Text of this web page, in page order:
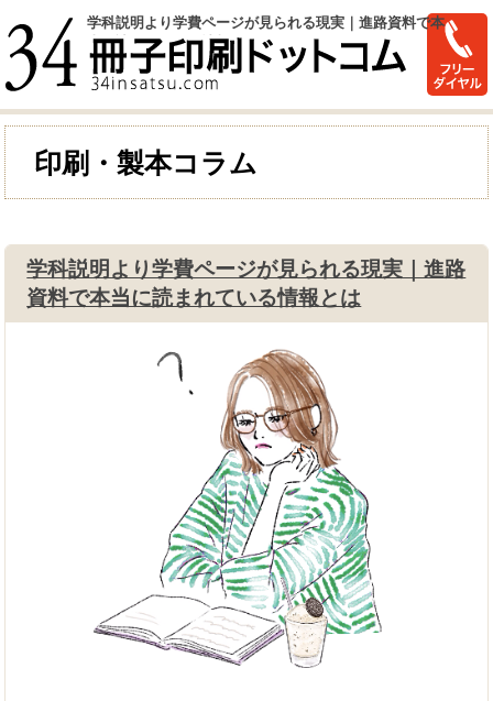
学科説明より学費ページが見られる現実｜進路資料で本
当に読まれている情報とは
印刷・製本コラム
学科説明より学費ページが見られる現実｜進路
資料で本当に読まれている情報とは